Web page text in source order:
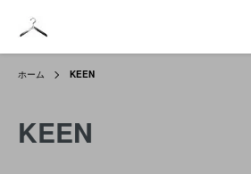
ホーム KEEN
KEEN